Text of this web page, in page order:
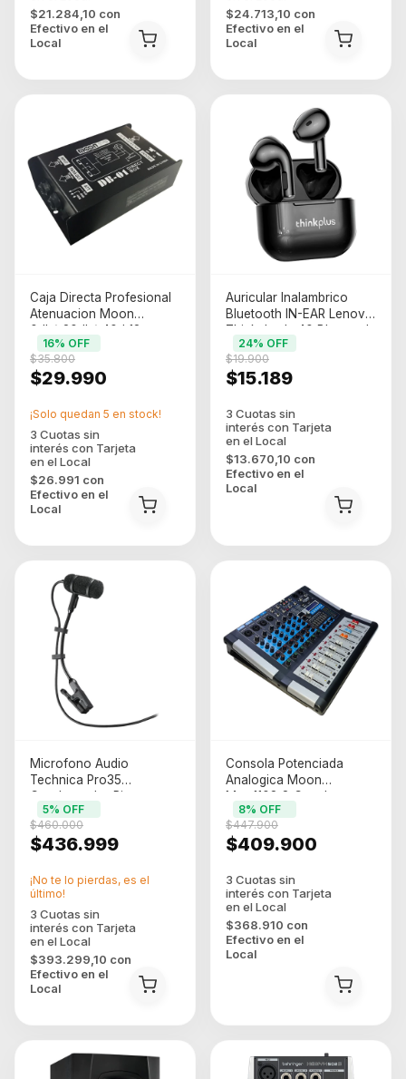
$21.284,10 con
Efectivo en el
Local
$24.713,10 con
Efectivo en el
Local
Caja Directa Profesional
Atenuacion Moon
0db/-20db/-40d 12
$29.990
$35.800
16% OFF
$26.991 con
Efectivo en el
Local
¡Solo quedan 5 en stock!
Auricular Inalambrico
Bluetooth IN-EAR Lenovo
Thinkplus Lp40 Bluetooth
Negro
$15.189
$19.900
24% OFF
$13.670,10 con
Efectivo en el
Local
Microfono Audio
Technica Pro35
Condensador Pinza
Instrumento Negro
$436.999
$460.000
5% OFF
$393.299,10 con
Efectivo en el
Local
¡No te lo pierdas, es el
último!
Consola Potenciada
Analogica Moon
Mpm1108 8 Canales
500w Bluetooth Mp3
$409.900
$447.900
8% OFF
$368.910 con
Efectivo en el
Local